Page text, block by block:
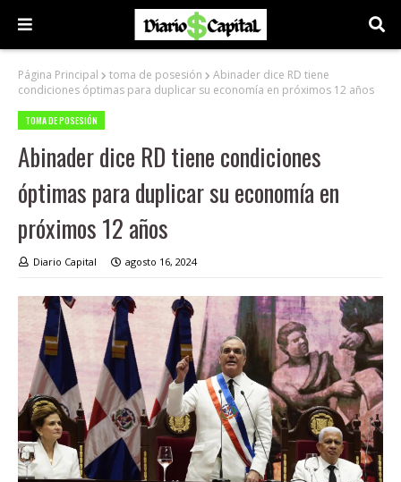
Página Principal toma de posesión
Abinader dice RD tiene
condiciones óptimas para duplicar su economía en próximos 12 años
TOMA DE POSESIÓN
Abinader dice RD tiene condiciones
óptimas para duplicar su economía en
próximos 12 años
Diario Capital agosto 16, 2024